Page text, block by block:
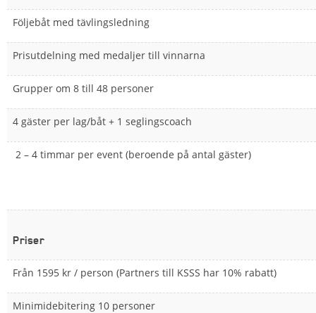
Följebåt med tävlingsledning
Prisutdelning med medaljer till vinnarna
Grupper om 8 till 48 personer
4 gäster per lag/båt + 1 seglingscoach
2 – 4 timmar per event (beroende på antal gäster)
Priser
Från 1595 kr / person (Partners till KSSS har 10% rabatt)
Minimidebitering 10 personer